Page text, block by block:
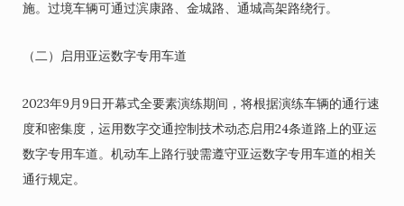
施。过境车辆可通过滨康路、金城路、通城高架路绕行。
（二）启用亚运数字专用车道
2023年9月9日开幕式全要素演练期间，将根据演练车辆的通行速
度和密集度，运用数字交通控制技术动态启用24条道路上的亚运
数字专用车道。机动车上路行驶需遵守亚运数字专用车道的相关
通行规定。